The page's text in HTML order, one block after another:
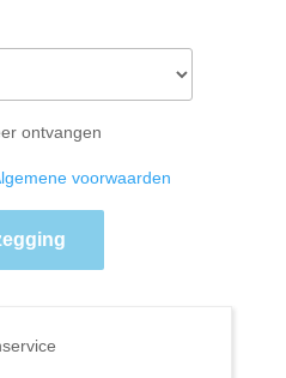
ontvangen
voorwaarden